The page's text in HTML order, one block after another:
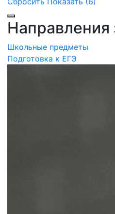
Направления
Школьные предметы
Подготовка к ЕГЭ